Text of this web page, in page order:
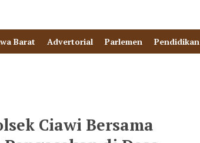
Barat Advertorial Parlemen Pendidikan
Ciawi Bersama